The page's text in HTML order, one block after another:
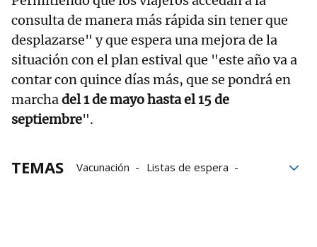
consulta de manera más rápida sin tener que
desplazarse" y que espera una mejora de la
situación con el plan estival que "este año va a
contar con quince días más, que se pondrá en
marchadel 1 de mayo hasta el 15 de
septiembre".
TEMAS Vacunación
Listas de espera